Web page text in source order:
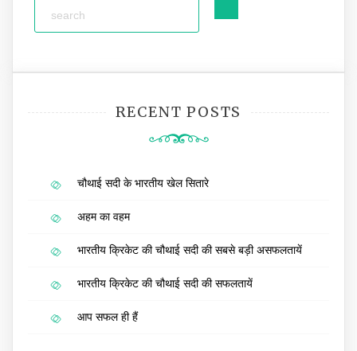
RECENT POSTS
चौथाई सदी के भारतीय खेल सितारे
अहम का वहम
भारतीय क्रिकेट की चौथाई सदी की सबसे बड़ी असफलतायें
भारतीय क्रिकेट की चौथाई सदी की सफलतायें
आप सफल ही हैं